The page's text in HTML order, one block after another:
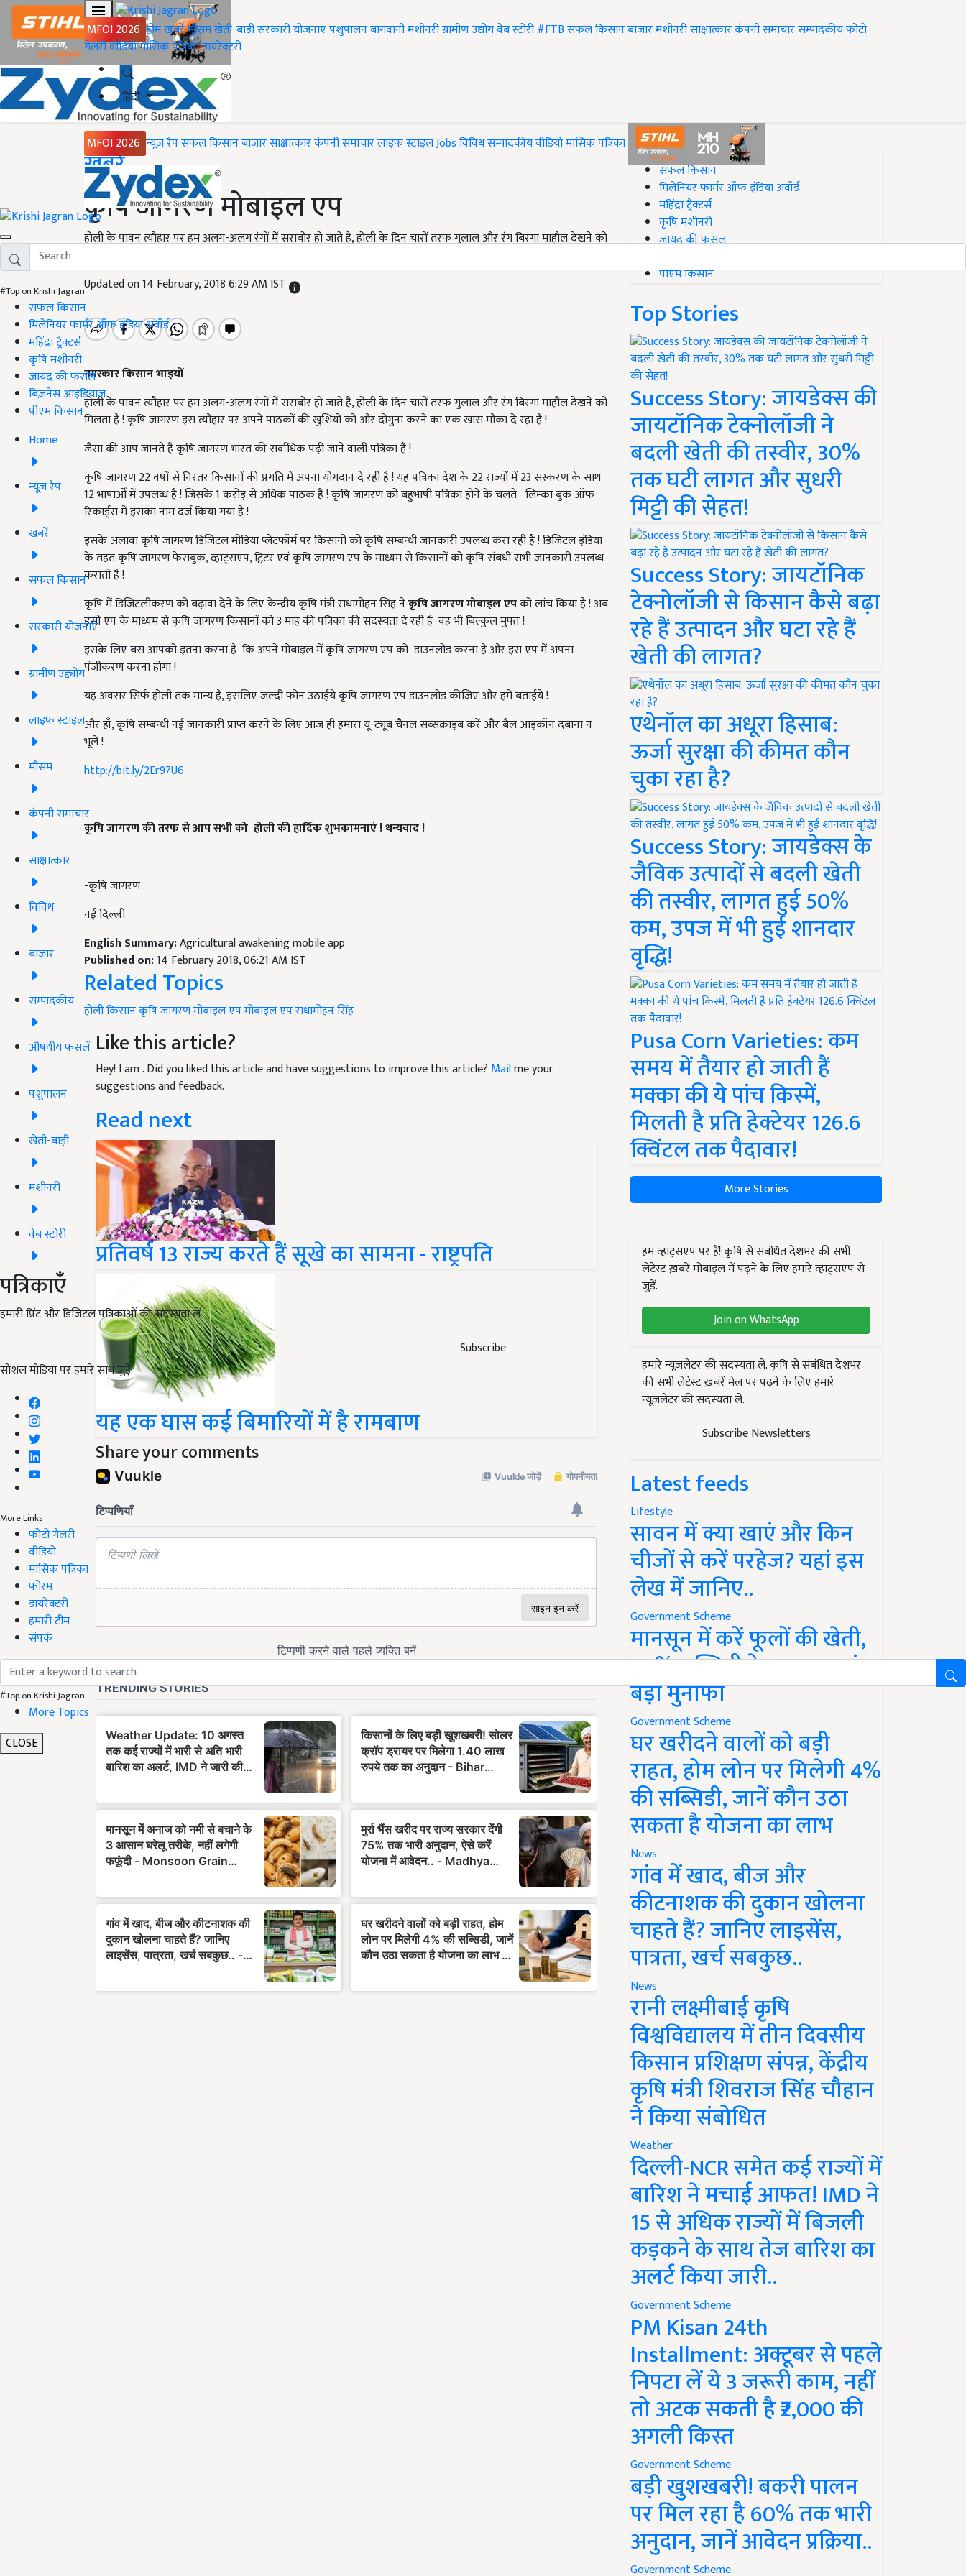
MFOI 2026 होमख़बरेंमौसमखेती-बाड़ीसरकारी योजनाएंपशुपालनबागवानीमशीनरीग्रामीण उद्योगवेब स्टोरी#FTBसफल किसानबाजारमशीनरीसाक्षात्कारकंपनी समाचारसम्पादकीयफोटो
गैलरीवीडियोमासिक पत्रिकाडायरेक्टरी
हिंदी
MFOI 2026 न्यूज़ रैपसफल किसानबाजारसाक्षात्कारकंपनी समाचारलाइफ स्टाइलJobsविविधसम्पादकीयवीडियोमासिक पत्रिका
#Top on Krishi Jagran
सफल किसान
मिलेनियर फार्मर ऑफ इंडिया अवॉर्ड
महिंद्रा ट्रैक्टर्स
कृषि मशीनरी
जायद की फसल
बिज़नेस आइडियाज
पीएम किसान
Home
न्यूज़ रैप
खबरें
सफल किसान
सरकारी योजनाएं
ग्रामीण उद्द्योग
लाइफ स्टाइल
मौसम
कंपनी समाचार
साक्षात्कार
विविध
बाजार
सम्पादकीय
औषधीय फसलें
पशुपालन
खेती-बाड़ी
मशीनरी
वेब स्टोरी
पत्रिकाएँ
हमारी प्रिंट और डिजिटल पत्रिकाओं की सदस्यता लें
Subscribe
सोशल मीडिया पर हमारे साथ जुड़ें:
More Links
फोटो गैलरी
वीडियो
मासिक पत्रिका
फोरम
डायरेक्टरी
हमारी टीम
संपर्क
#Top on Krishi Jagran
More Topics
CLOSE
Home
ख़बरें
कृषि जागरण मोबाइल एप
होली के पावन त्यौहार पर हम अलग-अलग रंगों में सराबोर हो जाते हैं, होली के दिन चारों तरफ गुलाल और रंग बिरंगा माहौल देखने को
Updated on 14 February, 2018 6:29 AM IST
नमस्कार किसान भाइयों
होली के पावन त्यौहार पर हम अलग-अलग रंगों में सराबोर हो जाते हैं, होली के दिन चारों तरफ गुलाल और रंग बिरंगा माहौल देखने को
मिलता है ! कृषि जागरण इस त्यौहार पर अपने पाठकों की खुशियों को और दोगुना करने का एक खास मौका दे रहा है !
जैसा की आप जानते हैं कृषि जागरण भारत की सर्वाधिक पढ़ी जाने वाली पत्रिका है !
कृषि जागरण 22 वर्षों से निरंतर किसानों की प्रगति में अपना योगदान दे रही है ! यह पत्रिका देश के 22 राज्यों में 23 संस्करण के साथ
12 भाषाओँ में उपलब्ध है ! जिसके 1 करोड़ से अधिक पाठक हैं ! कृषि जागरण को बहुभाषी पत्रिका होने के चलते लिम्का बुक ऑफ
रिकार्ड्स में इसका नाम दर्ज किया गया है !
इसके अलावा कृषि जागरण डिजिटल मीडिया प्लेटफॉर्म पर किसानों को कृषि सम्बन्धी जानकारी उपलब्ध करा रही है ! डिजिटल इंडिया
के तहत कृषि जागरण फेसबुक, व्हाट्सएप, ट्विटर एवं कृषि जागरण एप के माध्यम से किसानों को कृषि संबधी सभी जानकारी उपलब्ध
कराती है !
कृषि में डिजिटलीकरण को बढ़ावा देने के लिए केन्द्रीय कृषि मंत्री राधामोहन सिंह नेकृषि जागरण मोबाइल एपको लांच किया है ! अब
इसी एप के माध्यम से कृषि जागरण किसानों को 3 माह की पत्रिका की सदस्यता दे रही है वह भी बिल्कुल मुफ्त !
इसके लिए बस आपको इतना करना है कि अपने मोबाइल में कृषि जागरण एप को डाउनलोड करना है और इस एप में अपना
पंजीकरण करना होगा !
यह अवसर सिर्फ होली तक मान्य है, इसलिए जल्दी फोन उठाईये कृषि जागरण एप डाउनलोड कीजिए और हमें बताईये !
और हाँ, कृषि सम्बन्धी नई जानकारी प्राप्त करने के लिए आज ही हमारा यू-ट्यूब चैनल सब्सक्राइब करें और बैल आइकॉन दबाना न
भूलें !
http://bit.ly/2Er97U6
कृषि जागरण की तरफ से आप सभी को होली की हार्दिक शुभकामनाएं ! धन्यवाद !
-कृषि जागरण
नई दिल्ली
English Summary:Agricultural awakening mobile app
Published on:14 February 2018, 06:21 AM IST
Related Topics
होलीकिसानकृषि जागरण मोबाइल एपमोबाइल एपराधामोहन सिंह
Like this article?
Hey! I am. Did you liked this article and have suggestions to improve this article? Mailme your
suggestions and feedback.
Read next
प्रतिवर्ष 13 राज्य करते हैं सूखे का सामना - राष्ट्रपति
यह एक घास कई बिमारियों में है रामबाण
Share your comments
#Top on Krishi Jagran
सफल किसान
मिलेनियर फार्मर ऑफ इंडिया अवॉर्ड
महिंद्रा ट्रैक्टर्स
कृषि मशीनरी
जायद की फसल
पीएम किसान
Top Stories
Success Story: जायडेक्स की
जायटॉनिक टेक्नोलॉजी ने
बदली खेती की तस्वीर, 30%
तक घटी लागत और सुधरी
मिट्टी की सेहत!
Success Story: जायटॉनिक
टेक्नोलॉजी से किसान कैसे बढ़ा
रहे हैं उत्पादन और घटा रहे हैं
खेती की लागत?
एथेनॉल का अधूरा हिसाब:
ऊर्जा सुरक्षा की कीमत कौन
चुका रहा है?
Success Story: जायडेक्स के
जैविक उत्पादों से बदली खेती
की तस्वीर, लागत हुई 50%
कम, उपज में भी हुई शानदार
वृद्धि!
Pusa Corn Varieties: कम
समय में तैयार हो जाती हैं
मक्का की ये पांच किस्में,
मिलती है प्रति हेक्टेयर 126.6
क्विंटल तक पैदावार!
More Stories
हम व्हाट्सएप पर हैं! कृषि से संबंधित देशभर की सभी
लेटेस्ट ख़बरें मोबाइल में पढ़ने के लिए हमारे व्हाट्सएप से
जुड़ें.
Join on WhatsApp
हमारे न्यूज़लेटर की सदस्यता लें. कृषि से संबंधित देशभर
की सभी लेटेस्ट ख़बरें मेल पर पढ़ने के लिए हमारे
न्यूज़लेटर की सदस्यता लें.
Subscribe Newsletters
Latest feeds
Lifestyle
सावन में क्या खाएं और किन
चीजों से करें परहेज? यहां इस
लेख में जानिए..
Government Scheme
मानसून में करें फूलों की खेती,
50% सब्सिडी के साथ कमाएं
बड़ा मुनाफा
Government Scheme
घर खरीदने वालों को बड़ी
राहत, होम लोन पर मिलेगी 4%
की सब्सिडी, जानें कौन उठा
सकता है योजना का लाभ
News
गांव में खाद, बीज और
कीटनाशक की दुकान खोलना
चाहते हैं? जानिए लाइसेंस,
पात्रता, खर्च सबकुछ..
News
रानी लक्ष्मीबाई कृषि
विश्वविद्यालय में तीन दिवसीय
किसान प्रशिक्षण संपन्न, केंद्रीय
कृषि मंत्री शिवराज सिंह चौहान
ने किया संबोधित
Weather
दिल्ली-NCR समेत कई राज्यों में
बारिश ने मचाई आफत! IMD ने
15 से अधिक राज्यों में बिजली
कड़कने के साथ तेज बारिश का
अलर्ट किया जारी..
Government Scheme
PM Kisan 24th
Installment: अक्टूबर से पहले
निपटा लें ये 3 जरूरी काम, नहीं
तो अटक सकती है ₹2,000 की
अगली किस्त
Government Scheme
बड़ी खुशखबरी! बकरी पालन
पर मिल रहा है 60% तक भारी
अनुदान, जानें आवेदन प्रक्रिया..
Government Scheme